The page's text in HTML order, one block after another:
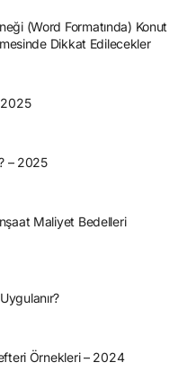
(Word Formatında) Konut
Dikkat Edilecekler
2025
– 2025
Maliyet Bedelleri
Örnekleri – 2024